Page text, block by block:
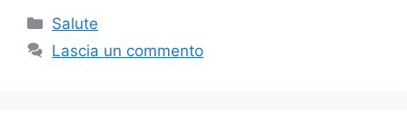
Categorie
Salute
Lascia un commento